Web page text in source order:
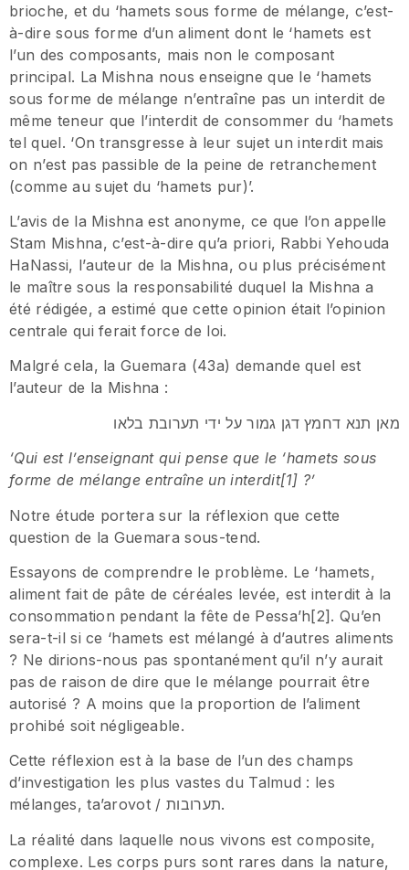
brioche, et du ‘hamets sous forme de mélange, c’est-
à-dire sous forme d’un aliment dont le ‘hamets est
l’un des composants, mais non le composant
principal. La Mishna nous enseigne que le ‘hamets
sous forme de mélange n’entraîne pas un interdit de
même teneur que l’interdit de consommer du ‘hamets
tel quel. ‘On transgresse à leur sujet un interdit mais
on n’est pas passible de la peine de retranchement
(comme au sujet du ‘hamets pur)’.
L’avis de la Mishna est anonyme, ce que l’on appelle
Stam Mishna, c’est-à-dire qu’a priori, Rabbi Yehouda
HaNassi, l’auteur de la Mishna, ou plus précisément
le maître sous la responsabilité duquel la Mishna a
été rédigée, a estimé que cette opinion était l’opinion
centrale qui ferait force de loi.
Malgré cela, la Guemara (43a) demande quel est
l’auteur de la Mishna :
מאן תנא דחמץ דגן גמור על ידי תערובת בלאו
‘Qui est l’enseignant qui pense que le ‘hamets sous
forme de mélange entraîne un interdit[1] ?’
Notre étude portera sur la réflexion que cette
question de la Guemara sous-tend.
Essayons de comprendre le problème. Le ‘hamets,
aliment fait de pâte de céréales levée, est interdit à la
consommation pendant la fête de Pessa’h[2]. Qu’en
sera-t-il si ce ‘hamets est mélangé à d’autres aliments
? Ne dirions-nous pas spontanément qu’il n’y aurait
pas de raison de dire que le mélange pourrait être
autorisé ? A moins que la proportion de l’aliment
prohibé soit négligeable.
Cette réflexion est à la base de l’un des champs
d’investigation les plus vastes du Talmud : les
mélanges, ta’arovot / תערובות.
La réalité dans laquelle nous vivons est composite,
complexe. Les corps purs sont rares dans la nature,